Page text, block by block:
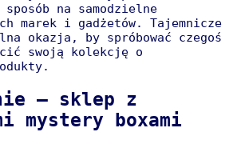
sposób na samodzielne
marek i gadżetów. Tajemnicze
okazja, by spróbować czegoś
swoją kolekcję o
– sklep z
mystery boxami